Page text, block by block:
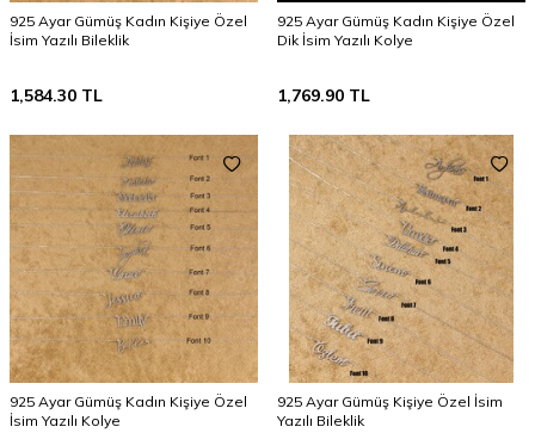
925 Ayar Gümüş Kadın Kişiye Özel
İsim Yazılı Bileklik
1,584.30 TL
925 Ayar Gümüş Kadın Kişiye Özel
Dik İsim Yazılı Kolye
1,769.90 TL
925 Ayar Gümüş Kadın Kişiye Özel
İsim Yazılı Kolye
925 Ayar Gümüş Kişiye Özel İsim
Yazılı Bileklik